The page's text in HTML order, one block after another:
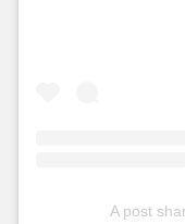
A post